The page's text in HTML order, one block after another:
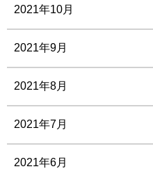
2021年10月
2021年9月
2021年8月
2021年7月
2021年6月